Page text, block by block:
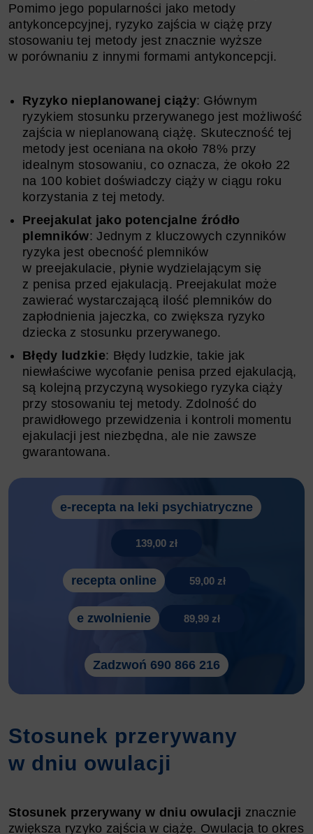
Pomimo jego popularności jako metody
antykoncepcyjnej, ryzyko zajścia w ciążę przy
stosowaniu tej metody jest znacznie wyższe
w porównaniu z innymi formami antykoncepcji.
Ryzyko nieplanowanej ciąży: Głównym
ryzykiem stosunku przerywanego jest możliwość
zajścia w nieplanowaną ciążę. Skuteczność tej
metody jest oceniana na około 78% przy
idealnym stosowaniu, co oznacza, że około 22
na 100 kobiet doświadczy ciąży w ciągu roku
korzystania z tej metody.
Preejakulat jako potencjalne źródło
plemników: Jednym z kluczowych czynników
ryzyka jest obecność plemników
w preejakulacie, płynie wydzielającym się
z penisa przed ejakulacją. Preejakulat może
zawierać wystarczającą ilość plemników do
zapłodnienia jajeczka, co zwiększa ryzyko
dziecka z stosunku przerywanego.
Błędy ludzkie: Błędy ludzkie, takie jak
niewłaściwe wycofanie penisa przed ejakulacją,
są kolejną przyczyną wysokiego ryzyka ciąży
przy stosowaniu tej metody. Zdolność do
prawidłowego przewidzenia i kontroli momentu
ejakulacji jest niezbędna, ale nie zawsze
gwarantowana.
e-recepta na leki psychiatryczne
139,00 zł
recepta online 59,00 zł
e zwolnienie 89,99 zł
Zadzwoń 690 866 216
Stosunek przerywany
w dniu owulacji
Stosunek przerywany w dniu owulacji znacznie
zwiększa ryzyko zajścia w ciążę. Owulacja to okres